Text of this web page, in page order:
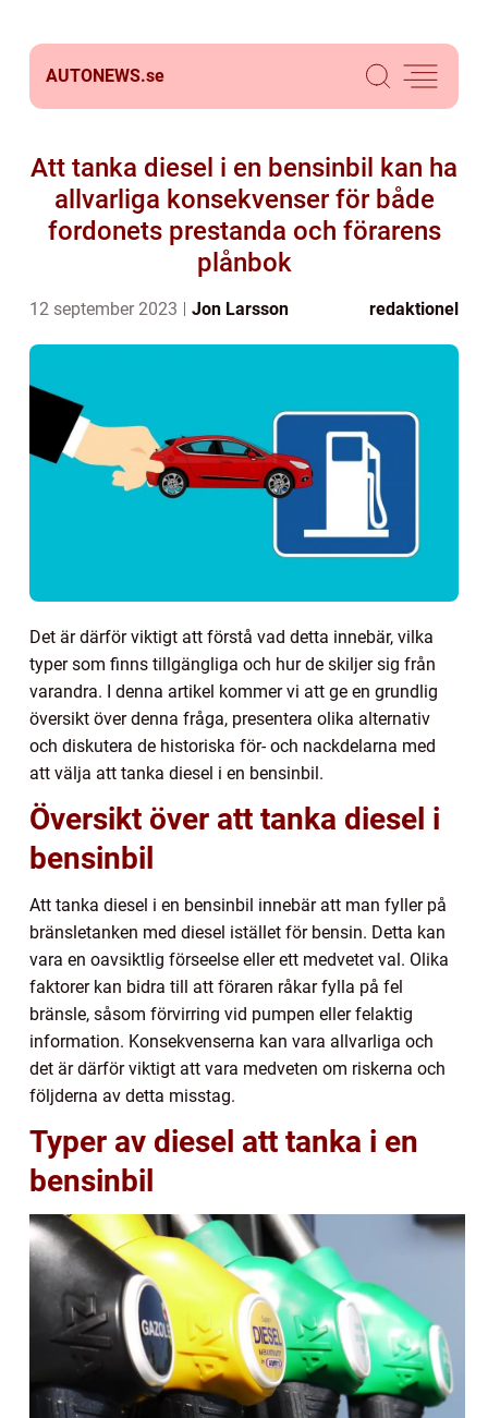
AUTONEWS.se
Att tanka diesel i en bensinbil kan ha
allvarliga konsekvenser för både
fordonets prestanda och förarens
plånbok
12 september 2023 Jon Larsson redaktionel
Det är därför viktigt att förstå vad detta innebär, vilka
typer som finns tillgängliga och hur de skiljer sig från
varandra. I denna artikel kommer vi att ge en grundlig
översikt över denna fråga, presentera olika alternativ
och diskutera de historiska för- och nackdelarna med
att välja att tanka diesel i en bensinbil.
Översikt över att tanka diesel i
bensinbil
Att tanka diesel i en bensinbil innebär att man fyller på
bränsletanken med diesel istället för bensin. Detta kan
vara en oavsiktlig förseelse eller ett medvetet val. Olika
faktorer kan bidra till att föraren råkar fylla på fel
bränsle, såsom förvirring vid pumpen eller felaktig
information. Konsekvenserna kan vara allvarliga och
det är därför viktigt att vara medveten om riskerna och
följderna av detta misstag.
Typer av diesel att tanka i en
bensinbil